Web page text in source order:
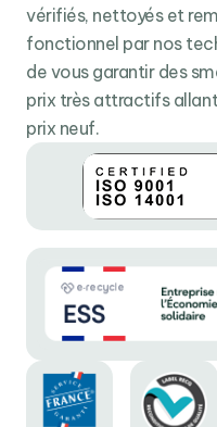
vérifiés, nettoyés et
fonctionnel par nos
de vous garantir des
prix très attractifs
prix neuf.